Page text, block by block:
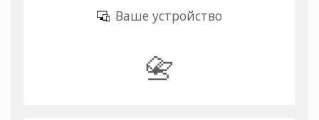
Ваше устройство
📇